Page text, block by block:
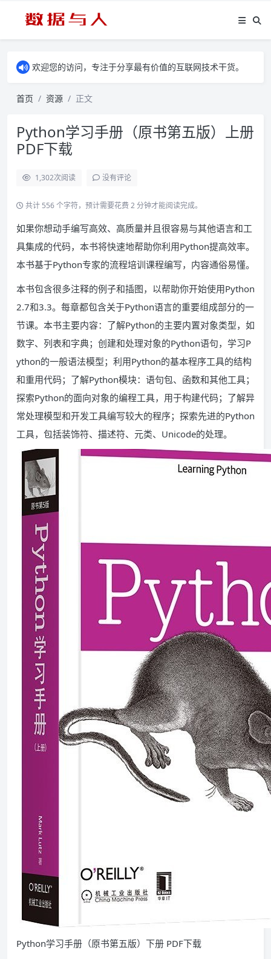
欢迎您的访问，专注于分享最有价值的互联网技术干货。
首页 资源 正文
Python学习手册（原书第五版）上册
PDF下载
1,302次阅读 没有评论
共计 556 个字符，预计需要花费 2 分钟才能阅读完成。
如果你想动手编写高效、高质量并且很容易与其他语言和工
具集成的代码，本书将快速地帮助你利用Python提高效率。
本书基于Python专家的流程培训课程编写，内容通俗易懂。
本书包含很多注释的例子和插图，以帮助你开始使用Python
2.7和3.3。每章都包含关于Python语言的重要组成部分的一
节课。本书主要内容：了解Python的主要内置对象类型，如
数字、列表和字典；创建和处理对象的Python语句，学习P
ython的一般语法模型；利用Python的基本程序工具的结构
和重用代码；了解Python模块：语句包、函数和其他工具；
探索Python的面向对象的编程工具，用于构建代码；了解异
常处理模型和开发工具编写较大的程序；探索先进的Python
工具，包括装饰符、描述符、元类、Unicode的处理。
Python学习手册（原书第五版）下册 PDF下载